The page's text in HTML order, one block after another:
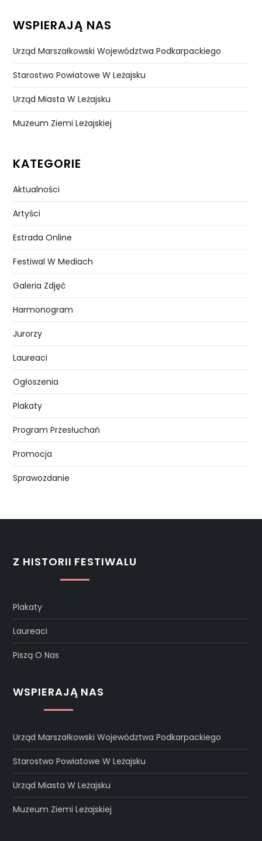
WSPIERAJĄ NAS
Urząd Marszałkowski Województwa Podkarpackiego
Starostwo Powiatowe W Leżajsku
Urząd Miasta W Leżajsku
Muzeum Ziemi Leżajskiej
KATEGORIE
Aktualności
Artyści
Estrada Online
Festiwal W Mediach
Galeria Zdjęć
Harmonogram
Jurorzy
Laureaci
Ogłoszenia
Plakaty
Program Przesłuchań
Promocja
Sprawozdanie
Z HISTORII FESTIWALU
Plakaty
Laureaci
Piszą O Nas
WSPIERAJĄ NAS
Urząd Marszałkowski Województwa Podkarpackiego
Starostwo Powiatowe W Leżajsku
Urząd Miasta W Leżajsku
Muzeum Ziemi Leżajskiej